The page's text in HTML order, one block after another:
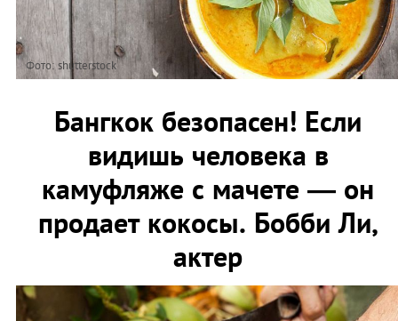
Фото: shutterstock
Бангкок безопасен! Если
видишь человека в
камуфляже с мачете — он
продает кокосы. Бобби Ли,
актер